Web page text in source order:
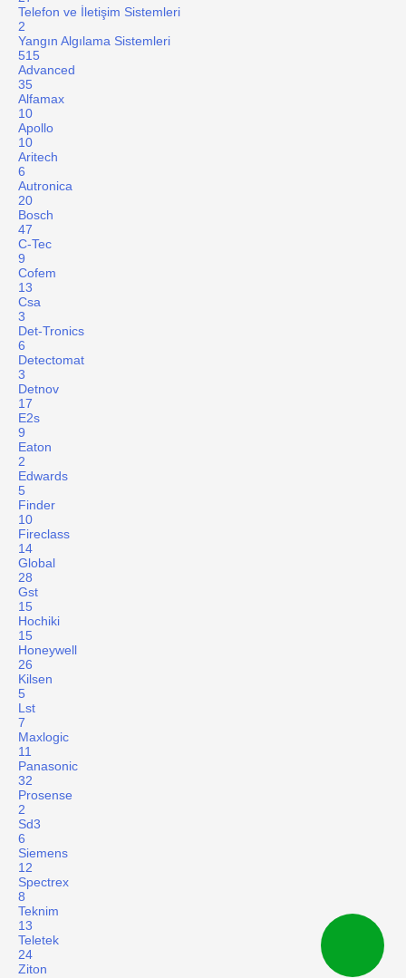
Telefon ve İletişim Sistemleri
2
Yangın Algılama Sistemleri
515
Advanced
35
Alfamax
10
Apollo
10
Aritech
6
Autronica
20
Bosch
47
C-Tec
9
Cofem
13
Csa
3
Det-Tronics
6
Detectomat
3
Detnov
17
E2s
9
Eaton
2
Edwards
5
Finder
10
Fireclass
14
Global
28
Gst
15
Hochiki
15
Honeywell
26
Kilsen
5
Lst
7
Maxlogic
11
Panasonic
32
Prosense
2
Sd3
6
Siemens
12
Spectrex
8
Teknim
13
Teletek
24
Ziton